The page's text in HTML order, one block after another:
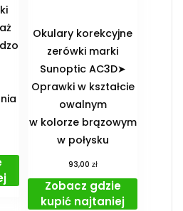
Okulary korekcyjne
zerówki marki
Sunoptic AC3D➤
Oprawki w kształcie
owalnym
w kolorze brązowym
w połysku
93,00 zł
Zobacz gdzie
kupić najtaniej